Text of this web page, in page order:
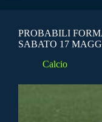
PROBABILI
SABATO 17
Calcio